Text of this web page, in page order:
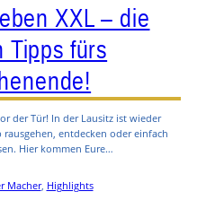
XXL – die
Tipps fürs
der Tür! In der Lausitz ist wieder
entdecken oder einfach
Hier kommen Eure…
Macher, Highlights